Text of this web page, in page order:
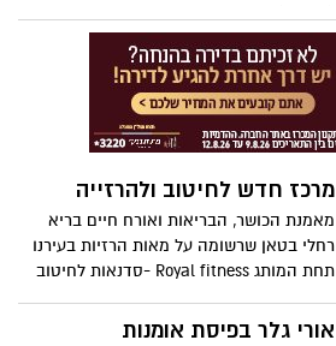
מרכז חדש לחיטוב ולהרזייה
מאמנת הכושר, הבריאות ואורח חיים בריא
רחלי בטאן שרשומה על מאות הרזיות בעירנו
תחת המותג Royal fitness -סדנאות לחיטוב
אורי גלר בפיסת אומנות